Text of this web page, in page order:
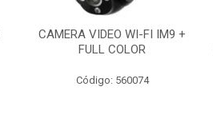
CAMERA VIDEO WI-FI IM9 +
FULL COLOR
Código: 560074